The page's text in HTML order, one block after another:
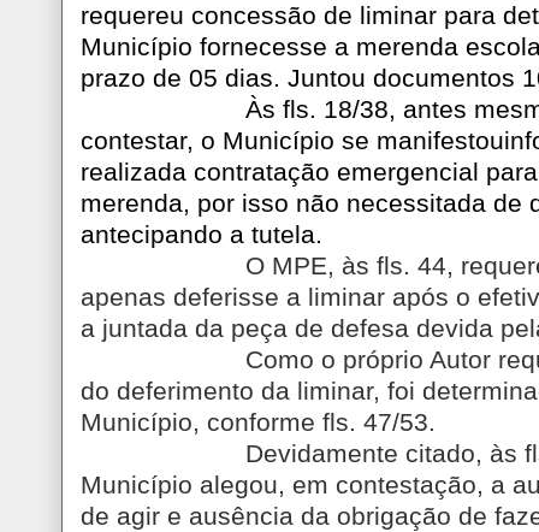
requereu concessão de liminar para
Município fornecesse a merenda
prazo de 05 dias. Juntou documentos
Às fls. 18/38, antes
contestar, o Município se
realizada contratação emergencial
merenda, por isso não necessitada de
antecipando a tutela.
O MPE, às fls. 44,
apenas deferisse a liminar após o
a juntada da peça de defesa devida
Como o próprio Autor
do deferimento da liminar, foi
Município, conforme fls. 47/53.
Devidamente citado, às
Município alegou, em contestação, a
de agir e ausência da obrigação de